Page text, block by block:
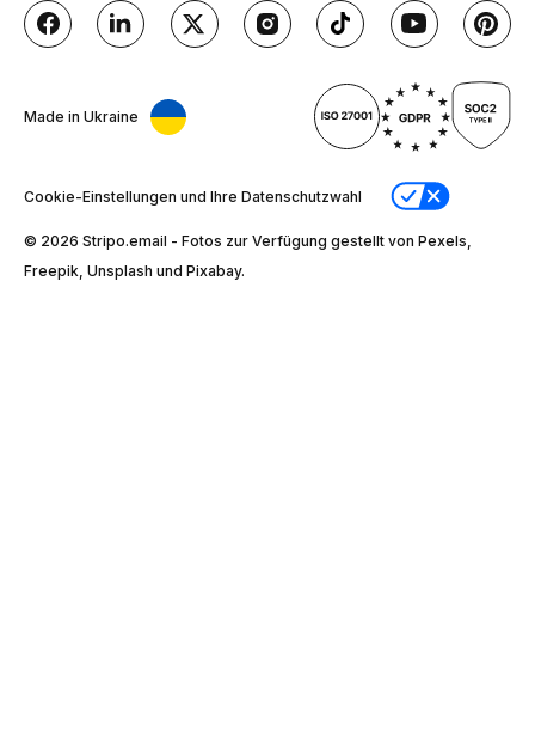
Made in Ukraine
Cookie-Einstellungen und Ihre Datenschutzwahl
© 2026 Stripо.email - Fotos zur Verfügung gestellt von Pexels,
Freepik, Unsplash und Pixabay.